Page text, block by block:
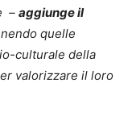
– aggiunge il
quelle
culturale della
valorizzare il loro